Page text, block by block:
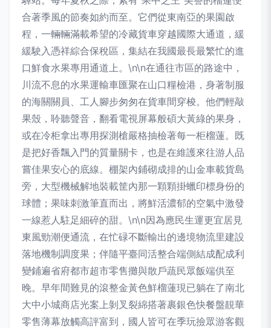
合著季風的節奏如約而至。它們從東南亞的果園啟
程，一輛輛滿載希望的冷藏貨車穿越國際大通道，緩
緩駛入憑祥綜合保稅區，集結在我國最長最繁忙的進
口鮮食水果專用通道上。\n\n在通往市區的路途中，
川流不息的水果運輸車匯聚在山口糧檢港，身著制服
的海關關員、工人腳步匆匆在貨車間穿梭。他們輕敲
果殼，聆聽聲音，翻看電視屏幕般碩大黃綠的果身，
或在冷柜拿出專用探測槍嚴格抽檢著每一柜榴蓮。既
是把好香飄入門的質量關卡，也是在維護來往游人品
嘗佳果安心的底線。棚架內鋪砌成排的山金車載貨島
旁，大型機械解地裝載筐內那一顆顆掛蠟印標身份的
球體；果味刺激筆直而出，將鮮活濃郁的空氣中激發
一線惹人駐足細碎的甜。\n\n因為應民生運更宜居見
東風勁潮便通流，在忙碌不斷輸出的邊境物流里建設
落地機制調度果；伴隨平臺同活整合端側結成配成利
變鋪遍省府都市超市零售攤與散戶蔬民眾飯端供至
晚。早年間難見的滾整金黃色鮮榴蓮現已躺在了南北
大中小城商店光案上剝叉裂綿搭著裹銀色快餐盤靚華
零售薄幕放觸高評富到，國人皆可在季玩撿眾游客觀